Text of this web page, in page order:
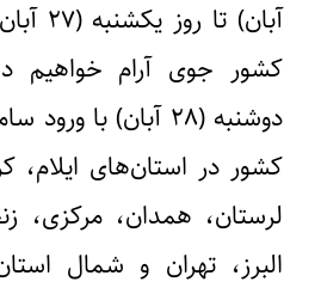
آبان)
کشور جوی آرام خواهیم
دوشنبه (۲۸ آبان) با
کشور در استان‌های ایلام،
لرستان، همدان، مرکزی،
البرز، تهران و شمال